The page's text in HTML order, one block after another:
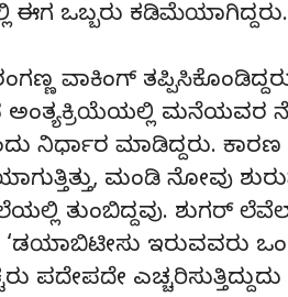
ಈಗ ಒಬ್ಬರು ಕಡಿಮೆಯಾಗಿದ್ದರು.
ವಾಕಿಂಗ್
ಅಂತ್ಯಕ್ರಿಯೆಯಲ್ಲಿ ಮನೆಯವರ
ನಿರ್ಧಾರ ಮಾಡಿದ್ದರು.
ಮಂಡಿ ನೋವು
ತುಂಬಿದ್ದವು. ಶುಗರ್
‘ಡಯಾಬಿಟೀಸು ಇರುವವರು
ಪದೇಪದೇ